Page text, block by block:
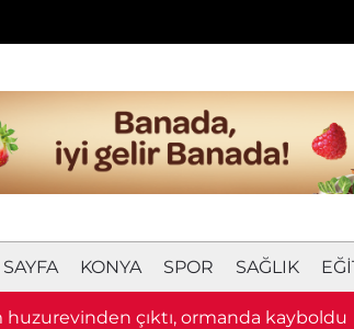
SAYFA KONYA SPOR SAĞLIK
oynayan 2 yaşındaki çocuk